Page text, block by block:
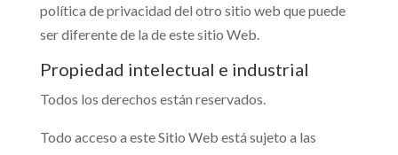
política de privacidad del otro sitio web que puede
ser diferente de la de este sitio Web.
Propiedad intelectual e industrial
Todos los derechos están reservados.
Todo acceso a este Sitio Web está sujeto a las